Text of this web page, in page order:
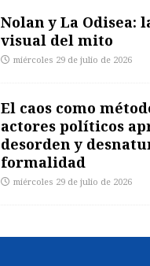
Nolan y La Odisea:
visual del mito
miércoles 29 de julio de 2026
El caos como
actores políticos
desorden y
formalidad
miércoles 29 de julio de 2026